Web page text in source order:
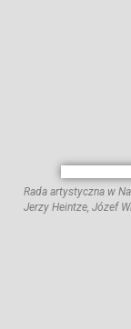
Rada artystyczna w
Jerzy Heintze, Józef